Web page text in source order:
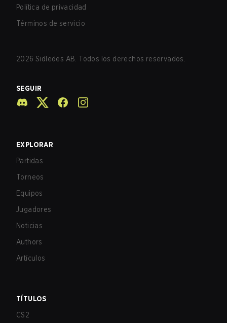
Política de privacidad
Términos de servicio
2026 Sidledes AB. Todos los derechos reservados.
SEGUIR
EXPLORAR
Partidas
Torneos
Equipos
Jugadores
Noticias
Authors
Artículos
TÍTULOS
CS2